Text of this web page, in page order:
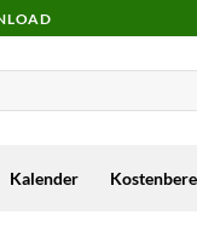
Kalender